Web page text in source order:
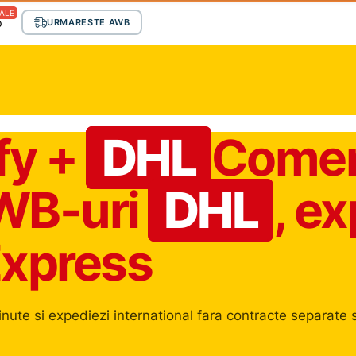
URMARESTE AWB
+ DHL
uri DHL ,
si expediezi international fara contracte separate